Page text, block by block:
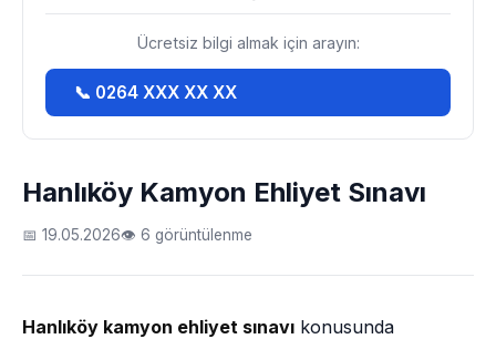
Hanlıköy Kamyon Ehliyet Sınavı
📅 19.05.2026👁 6 görüntülenme
Hanlıköy kamyon ehliyet sınavı konusunda
Ücretsiz bilgi almak için arayın:
📞 0264 XXX XX XX